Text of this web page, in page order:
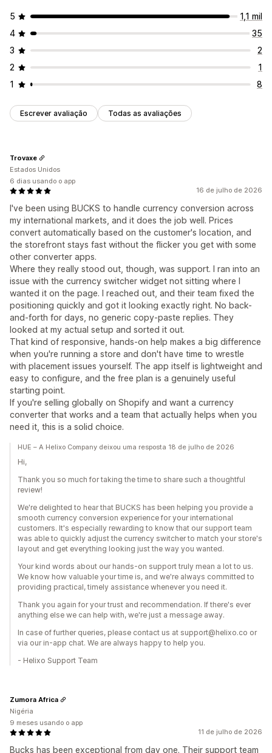
5
1,1 mil
4
35
3
2
2
1
1
8
Escrever avaliação Todas as avaliações
16 de julho de 2026
I've been using BUCKS to handle currency conversion across
my international markets, and it does the job well. Prices
convert automatically based on the customer's location, and
the storefront stays fast without the flicker you get with some
other converter apps.
Where they really stood out, though, was support. I ran into an
issue with the currency switcher widget not sitting where I
wanted it on the page. I reached out, and their team fixed the
positioning quickly and got it looking exactly right. No back-
and-forth for days, no generic copy-paste replies. They
looked at my actual setup and sorted it out.
That kind of responsive, hands-on help makes a big difference
when you're running a store and don't have time to wrestle
with placement issues yourself. The app itself is lightweight and
easy to configure, and the free plan is a genuinely useful
starting point.
If you're selling globally on Shopify and want a currency
converter that works and a team that actually helps when you
need it, this is a solid choice.
Trovaxe
Estados Unidos
6 dias usando o app
HUE – A Helixo Company deixou uma resposta 18 de julho de 2026
Hi,
Thank you so much for taking the time to share such a thoughtful
review!
We're delighted to hear that BUCKS has been helping you provide a
smooth currency conversion experience for your international
customers. It's especially rewarding to know that our support team
was able to quickly adjust the currency switcher to match your store's
layout and get everything looking just the way you wanted.
Your kind words about our hands-on support truly mean a lot to us.
We know how valuable your time is, and we're always committed to
providing practical, timely assistance whenever you need it.
Thank you again for your trust and recommendation. If there's ever
anything else we can help with, we're just a message away.
In case of further queries, please contact us at support@helixo.co or
via our in-app chat. We are always happy to help you.
- Helixo Support Team
11 de julho de 2026
Bucks has been exceptional from day one. Their support team
Zumora Africa
Nigéria
9 meses usando o app